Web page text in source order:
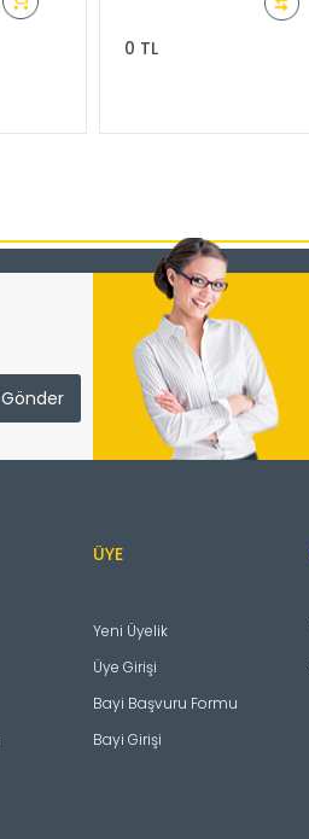
0 TL
ÜYE
Yeni Üyelik
Üye Girişi
Bayi Başvuru Formu
Bayi Girişi